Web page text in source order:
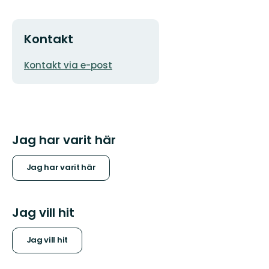
Kontakt
E-
Kontakt via e-post
Jag har varit här
Jag har varit här
Jag vill hit
Jag vill hit